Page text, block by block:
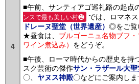
4
■午前、サンティアゴ巡礼路の起点
ンスで最も美しい村❷ では、ロマネ
ドレーヌ聖堂（世界遺産） ◎をご覧
★昼食は、 ブルゴーニュ名物ブフ
ワイン煮込み） をどうぞ。
■午後、ローマ時代からの歴史を持
スク芸術の傑作サン・ラザール大
〇、 ヤヌス神殿〇などにご案内しま